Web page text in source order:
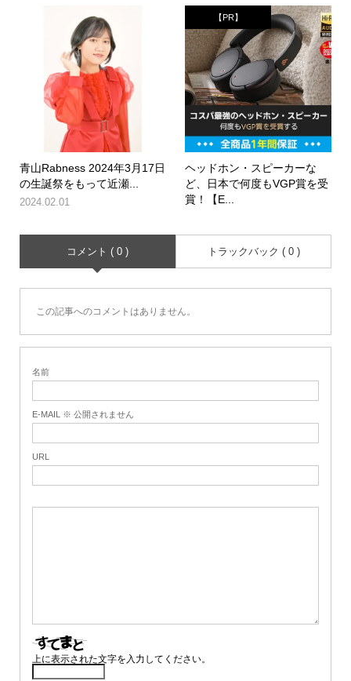
青山Rabness 2024年3月17日
の生誕祭をもって近瀬...
2024.02.01
【PR】
ヘッドホン・スピーカーな
ど、日本で何度もVGP賞を受
賞！【E...
コメント ( 0 ) トラックバック ( 0 )
この記事へのコメントはありません。
名前
E-MAIL ※ 公開されません
URL
上に表示された文字を入力してください。